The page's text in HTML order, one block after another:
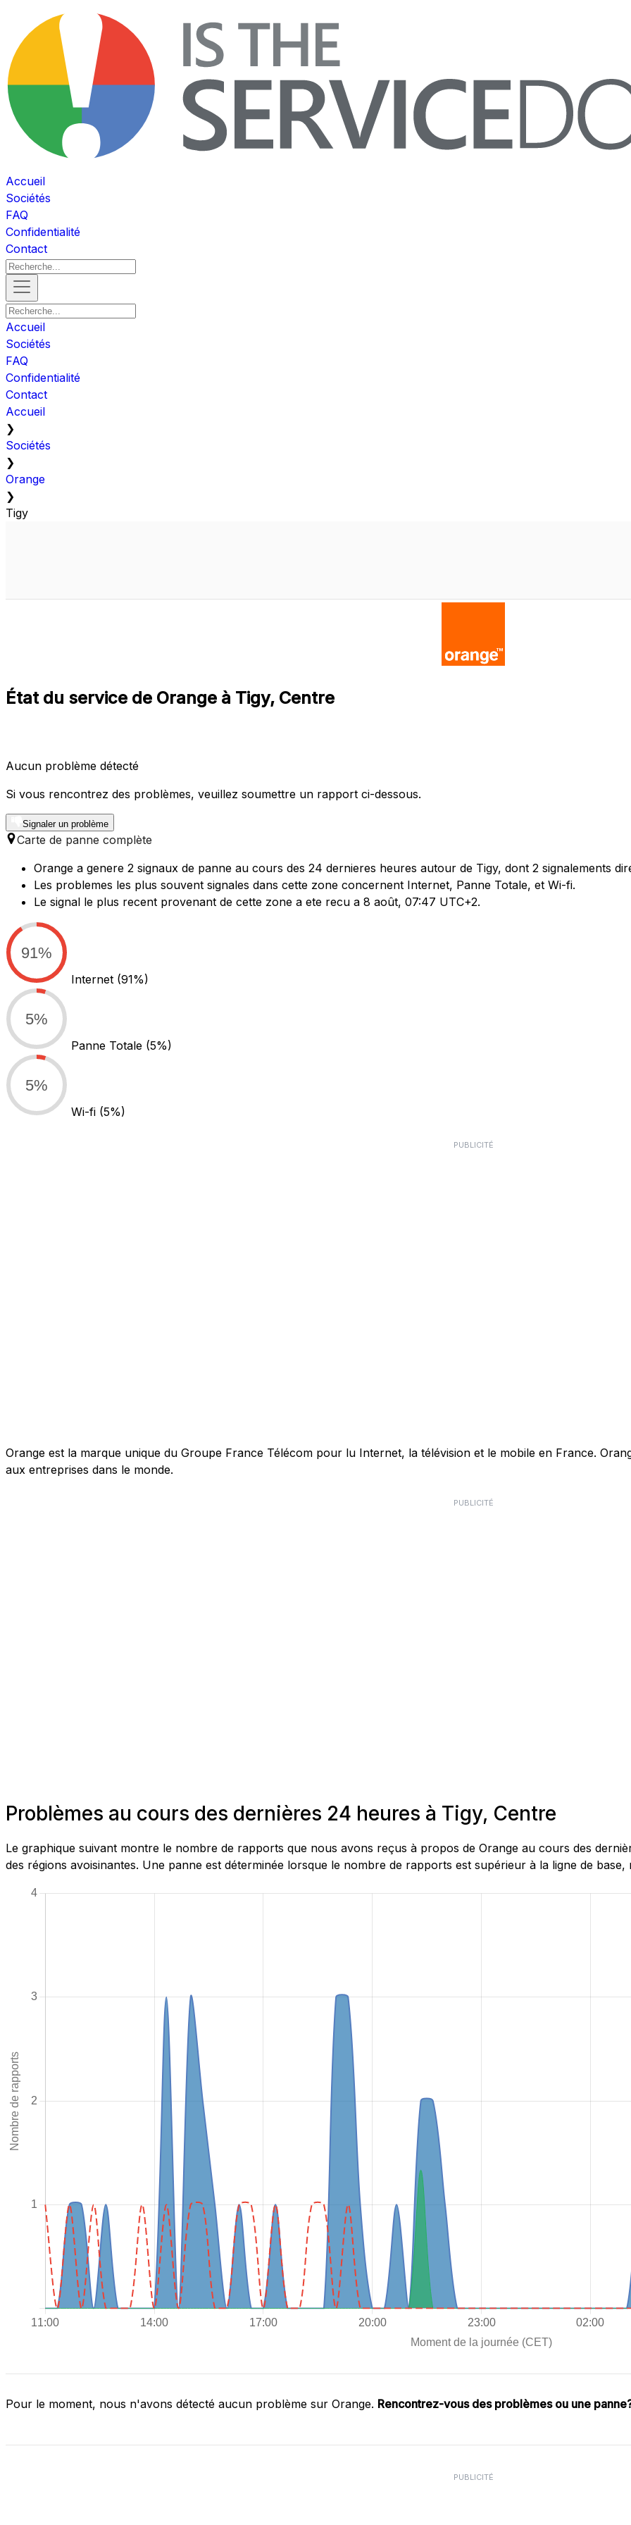
Accueil
Sociétés
FAQ
Confidentialité
Contact
Accueil
Sociétés
FAQ
Confidentialité
Contact
Accueil
❯
Sociétés
❯
Orange
❯
Tigy
État du service de Orange à Tigy, Centre
Aucun problème détecté
Si vous rencontrez des problèmes, veuillez soumettre un rapport ci-dessous.
Signaler un problème
Carte de panne complète
Orange a genere 2 signaux de panne au cours des 24 dernieres heures autour de Tigy, dont 2 signalements
Les problemes les plus souvent signales dans cette zone concernent Internet, Panne Totale, et Wi-fi.
Le signal le plus recent provenant de cette zone a ete recu a 8 août, 07:47 UTC+2.
91%
Internet (91%)
5%
Panne Totale (5%)
5%
Wi-fi (5%)
PUBLICITÉ
Orange est la marque unique du Groupe France Télécom pour lu Internet, la télévision et le mobile en France.
aux entreprises dans le monde.
PUBLICITÉ
Problèmes au cours des dernières 24 heures à Tigy, Centre
Le graphique suivant montre le nombre de rapports que nous avons reçus à propos de Orange au cours des
des régions avoisinantes. Une panne est déterminée lorsque le nombre de rapports est supérieur à la ligne de
Pour le moment, nous n'avons détecté aucun problème sur Orange. Rencontrez-vous des problèmes ou une
PUBLICITÉ